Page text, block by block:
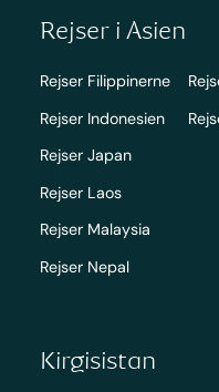
Rejser i Asien
Rejser Filippinerne
Rejser Indonesien
Rejser Japan
Rejser Laos
Rejser Malaysia
Rejser Nepal
Kirgisistan